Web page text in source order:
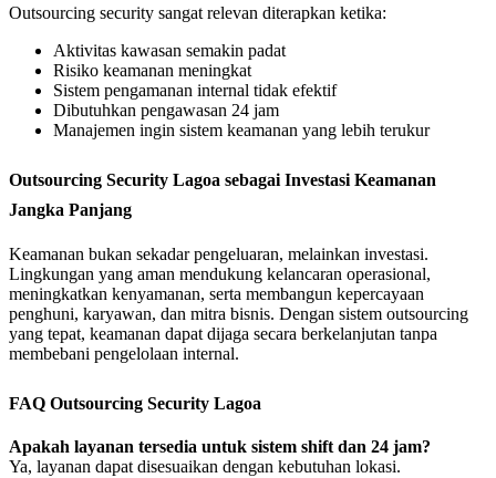
Outsourcing security sangat relevan diterapkan ketika:
Aktivitas kawasan semakin padat
Risiko keamanan meningkat
Sistem pengamanan internal tidak efektif
Dibutuhkan pengawasan 24 jam
Manajemen ingin sistem keamanan yang lebih terukur
Outsourcing Security Lagoa sebagai Investasi Keamanan
Jangka Panjang
Keamanan bukan sekadar pengeluaran, melainkan investasi.
Lingkungan yang aman mendukung kelancaran operasional,
meningkatkan kenyamanan, serta membangun kepercayaan
penghuni, karyawan, dan mitra bisnis. Dengan sistem outsourcing
yang tepat, keamanan dapat dijaga secara berkelanjutan tanpa
membebani pengelolaan internal.
FAQ Outsourcing Security Lagoa
Apakah layanan tersedia untuk sistem shift dan 24 jam?
Ya, layanan dapat disesuaikan dengan kebutuhan lokasi.